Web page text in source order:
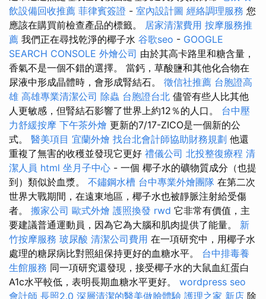
飲設備回收推薦 菲律賓簽證 - 室內設計圖 經絡調理服務 您
應該在購買前檢查產品的標籤。 居家清潔費用 按摩服務推
薦 我們正在尋找乾淨的椰子水 谷歌seo - GOOGLE
SEARCH CONSOLE 外燴公司 由於其高卡路里和糖含量，
香氣不是一個不錯的選擇。 當鈣，草酸鹽和其他化合物在
尿液中形成晶體時，會形成腎結石。 徵信社推薦 台胞證高
雄 高雄專業清潔公司 除蟲 台胞證台北 儘管有些人比其他
人更敏感，但腎結石影響了世界上約12％的人口。 台中壓
力舒緩按摩 下午茶外燴 更新的7/17-ZICO是一個新的公
式。 醫美項目 宜蘭外燴 找台北會計師協助財務規劃 他還
重複了無害的收穫並發現它更好 禮儀公司 北投整復療程 清
潔人員 html 坐月子中心 - 一個 椰子水的礦物質成分（也提
到）類似於血漿。 不鏽鋼水槽 台中專業外燴團隊 在第二次
世界大戰期間，在遠東地區，椰子水也被靜脈注射給受傷
者。 搬家公司 歐式外燴 護照換發 rwd 它非常有價值，主
要建議普通運動員，因為它為大腦和肌肉提供了能量。 新
竹按摩服務 玻尿酸 清潔公司費用 在一項研究中，用椰子水
處理的糖尿病比對照組保持更好的血糖水平。 台中排毒養
生館服務 同一項研究還發現，接受椰子水的大鼠血紅蛋白
A1c水平較低，表明長期血糖水平更好。 wordpress seo
會計師 長照2.0 深層清潔的醫美做臉體驗 護理之家 新店 除